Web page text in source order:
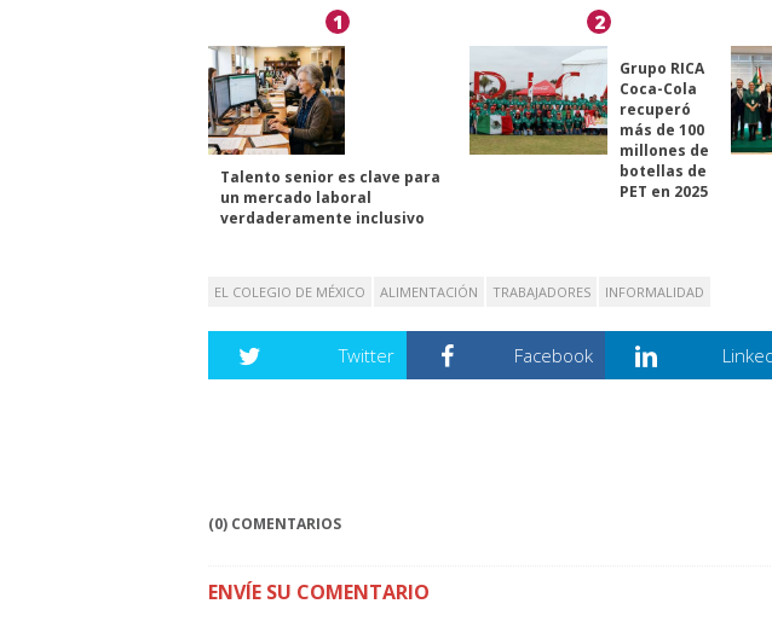
1
Talento senior es clave para
un mercado laboral
verdaderamente inclusivo
2
Grupo RICA
Coca-Cola
recuperó
más de 100
millones de
botellas de
PET en 2025
EL COLEGIO DE MÉXICO ALIMENTACIÓN TRABAJADORES INFORMALIDAD
Twitter Facebook
(0) COMENTARIOS
ENVÍE SU COMENTARIO